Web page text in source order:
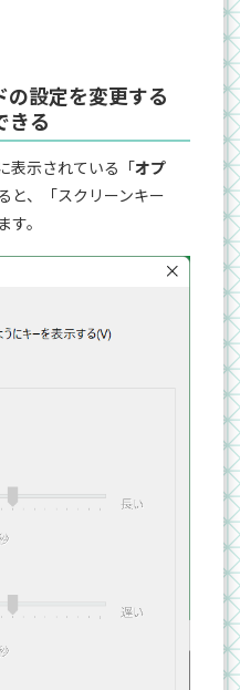
の設定を変更する
きる
表示されている「オプ
と、「スクリーンキー
。